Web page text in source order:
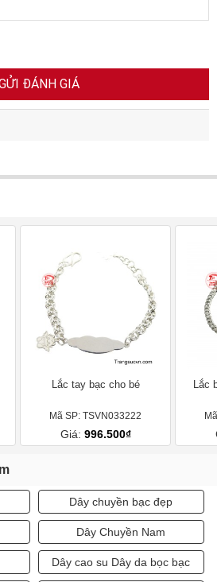
ĐÁNH GIÁ
Lắc tay bạc cho bé
Mã SP: TSVN033222
Giá: 996.500₫
Lắc
Dây chuyền bạc đẹp
Dây Chuyền Nam
Dây cao su Dây da bọc bạc